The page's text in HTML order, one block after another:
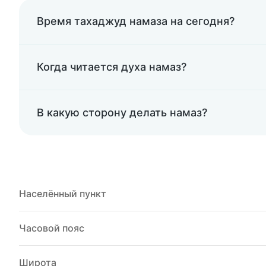
Время тахаджуд намаза на сегодня?
Когда читается духа намаз?
В какую сторону делать намаз?
Населённый пункт
Часовой пояс
Широта